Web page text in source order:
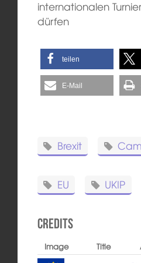
internationalen
dürfen
teilen
E-Mail
Brexit
EU UKIP
Credits
Image Title